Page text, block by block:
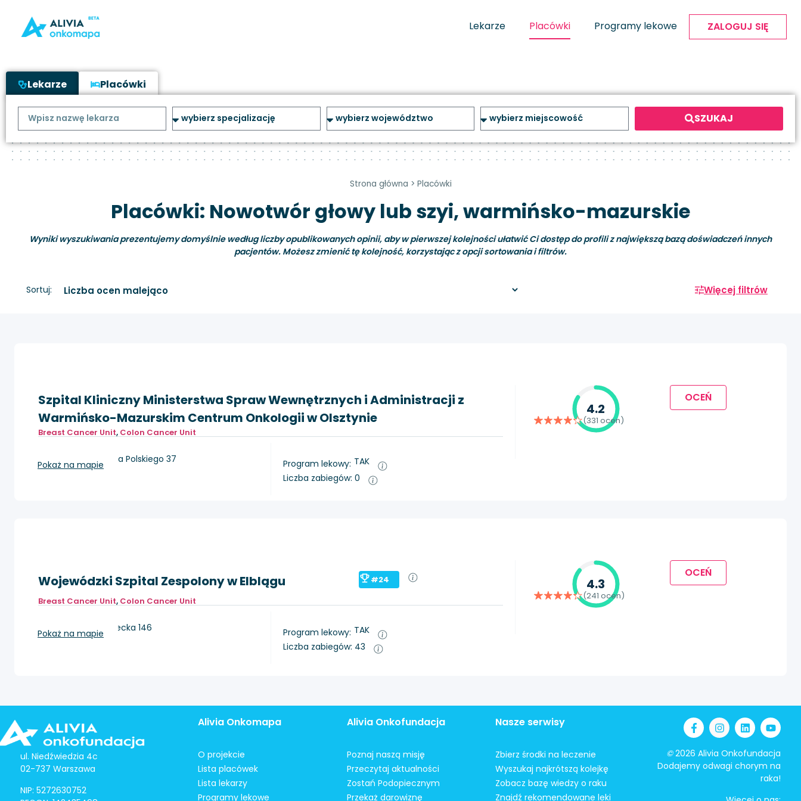
Lekarze Placówki Programy lekowe ZALOGUJ SIĘ
Lekarze Placówki
SZUKAJ
Strona główna > Placówki
Placówki: Nowotwór głowy lub szyi, warmińsko-mazurskie
Wyniki wyszukiwania prezentujemy domyślnie według liczby opublikowanych opinii, aby w pierwszej kolejności ułatwić Ci dostęp do profili z największą bazą doświadczeń innych
pacjentów. Możesz zmienić tę kolejność, korzystając z opcji sortowania i filtrów.
Sortuj: Więcej filtrów
Szpital Kliniczny Ministerstwa Spraw Wewnętrznych i Administracji z
Warmińsko-Mazurskim Centrum Onkologii w Olsztynie
Breast Cancer Unit, Colon Cancer Unit
Olsztyn, Al. Wojska Polskiego 37
Pokaż na mapie Program lekowy: TAK
Liczba zabiegów: 0
4.2
(331 ocen)
OCEŃ
Wojewódzki Szpital Zespolony w Elblągu
#24
Breast Cancer Unit, Colon Cancer Unit
Elbląg, ul. Królewiecka 146
Pokaż na mapie Program lekowy: TAK
Liczba zabiegów: 43
4.3
(241 ocen)
OCEŃ
ul. Niedźwiedzia 4c
02-737 Warszawa
NIP: 5272630752
Alivia Onkomapa
O projekcie
Lista placówek
Lista lekarzy
Programy lekowe
Alivia Onkofundacja
Poznaj naszą misję
Przeczytaj aktualności
Zostań Podopiecznym
Przekaż darowiznę
Nasze serwisy
Zbierz środki na leczenie
Wyszukaj najkrótszą kolejkę
Zobacz bazę wiedzy o raku
Znajdź rekomendowane leki
©2026 Alivia Onkofundacja
Dodajemy odwagi chorym na
raka!